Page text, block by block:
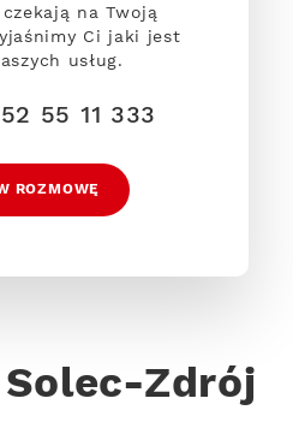
na Twoją
Ci jaki jest
usług.
55 11 333
ROZMOWĘ
Zdrój